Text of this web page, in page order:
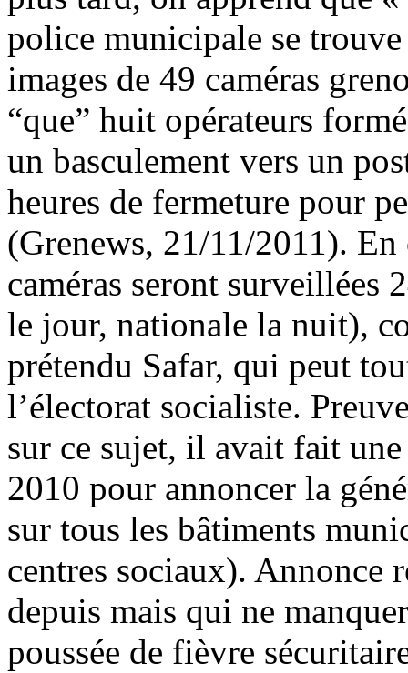
police municipale se
images de 49 caméras
“que” huit opérateurs
un basculement vers un
heures de fermeture pour
(Grenews, 21/11/2011).
caméras seront surveillées
le jour, nationale la nuit),
prétendu Safar, qui peut
l’électorat socialiste.
sur ce sujet, il avait fait une
2010 pour annoncer la
sur tous les bâtiments
centres sociaux). Annonce
depuis mais qui ne
poussée de fièvre